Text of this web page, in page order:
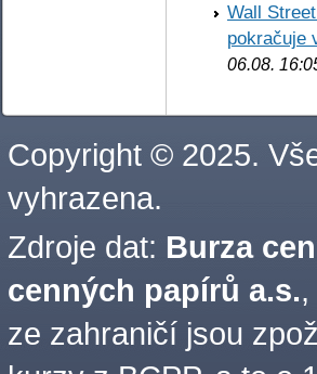
Wall
pokračuje
06.08.
Copyright © 2025.
vyhrazena.
Zdroje dat: Burza
cenných papírů a.s.,
ze zahraničí jsou